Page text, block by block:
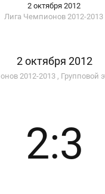
2 октября 2012
Лига Чемпионов2012-2013
2 октября 2012
2012-2013 , Групповой
2:3